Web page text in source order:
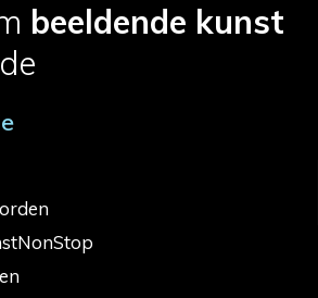
beeldende kunst